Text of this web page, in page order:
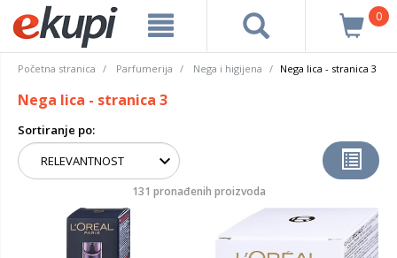
0
Početna stranica Parfumerija Nega i higijena Nega lica - stranica 3
Nega lica - stranica 3
Sortiranje po:
131 pronađenih proizvoda